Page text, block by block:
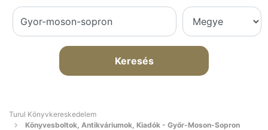
Keresés
Turul Könyvkereskedelem
Könyvesboltok, Antikváriumok, Kiadók - Győr-Moson-Sopron